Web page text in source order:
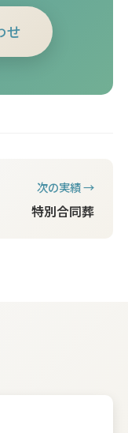
せ
次の実績 →
特別合同葬